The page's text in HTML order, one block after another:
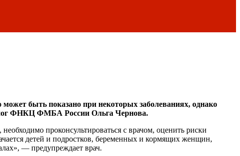
быть показано при некоторых заболеваниях, однако
ФНКЦ ФМБА России Ольга Чернова.
проконсультироваться с врачом, оценить риски
детей и подростков, беременных и кормящих женщин,
— предупреждает врач.